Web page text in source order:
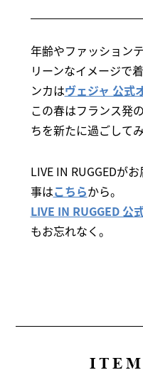
年齢やファッション
リーンなイメージで
ンカはヴェジャ 公式
この春はフランス発
ちを新たに過ごして
LIVE IN RUGGEDが
事はこちらから。
LIVE IN RUGGED 公
もお忘れなく。